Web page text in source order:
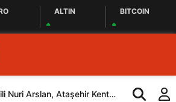
ALTIN BITCOIN
Nuri Arslan, Ataşehir Kent
Tuzla’da